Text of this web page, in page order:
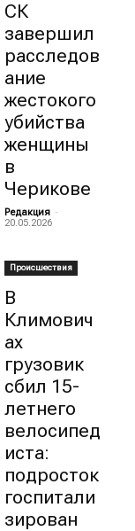
СК
завершил
расследов
ание
жестокого
убийства
женщины
в
Черикове
Редакция -
20.05.2026
Происшествия
В
Климович
ах
грузовик
сбил 15-
летнего
велосипед
иста:
подросток
госпитали
зирован